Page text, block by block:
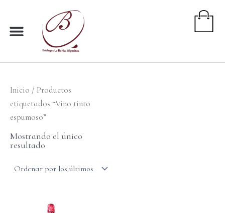
contenido
Inicio / Productos
etiquetados “Vino tinto
espumoso”
Mostrando el único
resultado